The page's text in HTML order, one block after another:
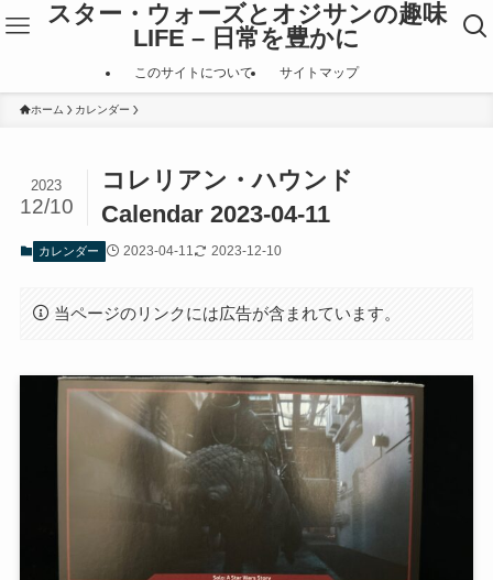
スター・ウォーズとオジサンの趣味
LIFE – 日常を豊かに
このサイトについて サイトマップ
ホーム カレンダー
コレリアン・ハウンド
Calendar 2023-04-11
2023
12/10
カレンダー 2023-04-11 2023-12-10
当ページのリンクには広告が含まれています。